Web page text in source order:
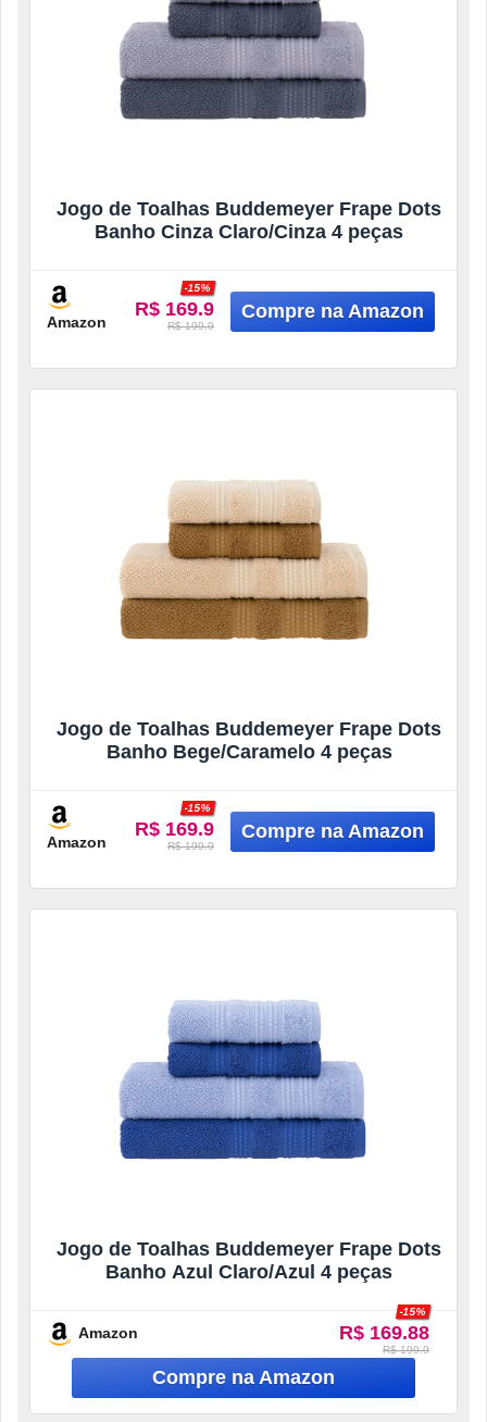
Jogo de Toalhas Buddemeyer Frape Dots
Banho Cinza Claro/Cinza 4 peças
Amazon
R$ 169.9
-15%
R$ 199.9
Jogo de Toalhas Buddemeyer Frape Dots
Banho Bege/Caramelo 4 peças
Amazon
R$ 169.9
-15%
R$ 199.9
Jogo de Toalhas Buddemeyer Frape Dots
Banho Azul Claro/Azul 4 peças
Amazon R$ 169.88
-15%
R$ 199.9